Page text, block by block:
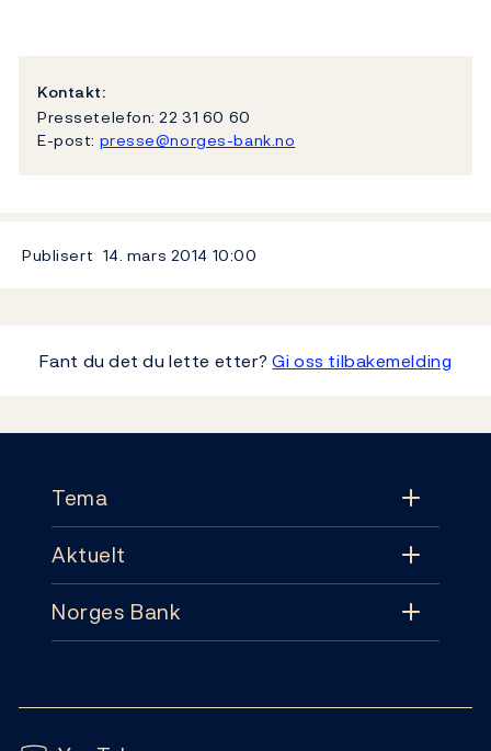
Kontakt:
Pressetelefon: 22 31 60 60
E-post: presse@norges-bank.no
Publisert 14. mars 2014 10:00
Fant du det du lette etter?Gi oss tilbakemelding
Tema
Tema
Pengepolitikk
Aktuelt
Aktuelt
Norges Bank
Abonnement
Følg oss: